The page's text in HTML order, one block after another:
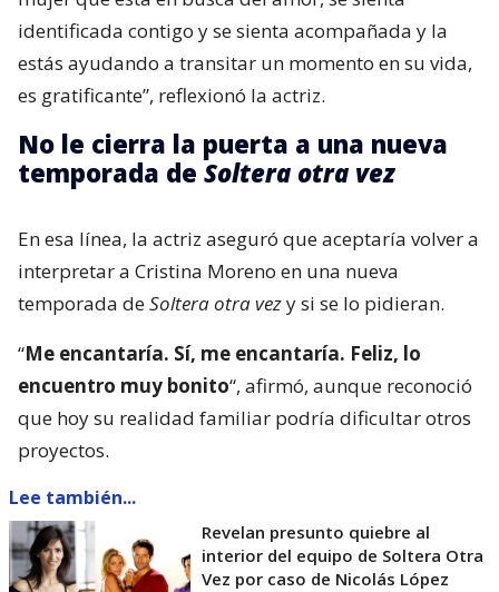
identificada contigo y se sienta acompañada y la
estás ayudando a transitar un momento en su vida,
es gratificante”, reflexionó la actriz.
No le cierra la puerta a una nueva
temporada de Soltera otra vez
En esa línea, la actriz aseguró que aceptaría volver a
interpretar a Cristina Moreno en una nueva
temporada deSoltera otra vezy si se lo pidieran.
“Me encantaría. Sí, me encantaría. Feliz, lo
encuentro muy bonito“, afirmó, aunque reconoció
que hoy su realidad familiar podría dificultar otros
proyectos.
Lee también...
Revelan presunto quiebre al
interior del equipo de Soltera Otra
Vez por caso de Nicolás López